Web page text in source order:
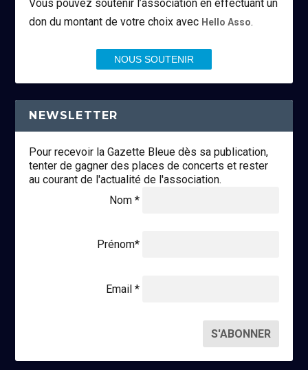
Vous pouvez soutenir l’association en effectuant un
don du montant de votre choix avec Hello Asso.
NOUS SOUTENIR
NEWSLETTER
Pour recevoir la Gazette Bleue dès sa publication,
tenter de gagner des places de concerts et rester
au courant de l'actualité de l'association.
Nom *
Prénom*
Email *